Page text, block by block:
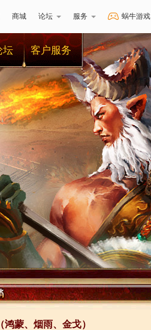
商城 论坛 服务 蜗牛游戏
坛 客户服务
蒙、烟雨、金戈）